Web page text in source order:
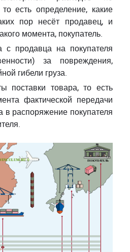
есть определение, какие
пор несёт продавец, и
момента, покупатель.
с продавца на покупателя
за повреждения,
гибели груза.
поставки товара, то есть
фактической передачи
в распоряжение покупателя
VINCULUM.RU ©
ПОКУПАТЕЛЬ
!